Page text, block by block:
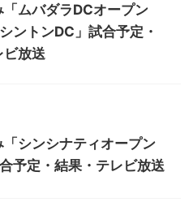
「ムバダラDCオープン
ントンDC」試合予定・
ビ放送
「シンシナティオープン
予定・結果・テレビ放送